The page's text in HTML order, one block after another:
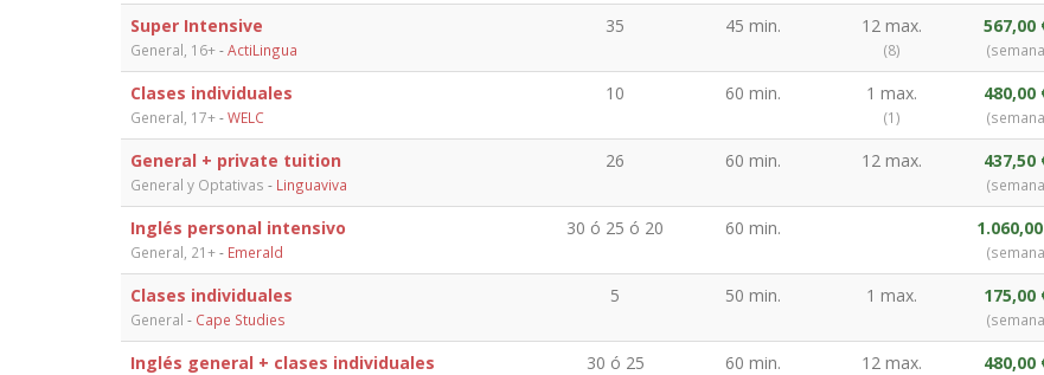
Super Intensive
General, 16+-ActiLingua
35 45 min. 12 max.
(8)
567,00
Clases individuales
General, 17+-WELC
10 60 min. 1 max.
(1)
480,00
General + private tuition
General y Optativas - Linguaviva
26 60 min. 12 max. 437,50
Inglés personal intensivo
General, 21+- Emerald
30 ó 25 ó 20 60 min.
Clases individuales
General - Cape Studies
5 50 min. 1 max. 175,00
Inglés general + clases individuales 30 ó 25 60 min. 12 max. 480,00